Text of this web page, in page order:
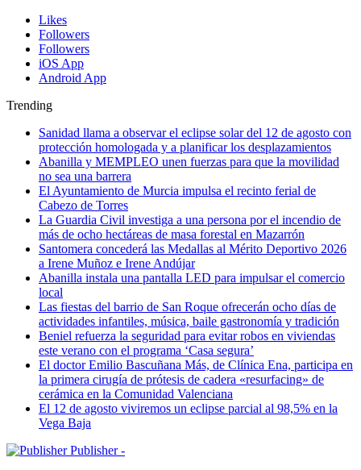
Likes
Followers
Followers
iOS App
Android App
Trending
Sanidad llama a observar el eclipse solar del 12 de agosto con
protección homologada y a planificar los desplazamientos
Abanilla y MEMPLEO unen fuerzas para que la movilidad
no sea una barrera
El Ayuntamiento de Murcia impulsa el recinto ferial de
Cabezo de Torres
La Guardia Civil investiga a una persona por el incendio de
más de ocho hectáreas de masa forestal en Mazarrón
Santomera concederá las Medallas al Mérito Deportivo 2026
a Irene Muñoz e Irene Andújar
Abanilla instala una pantalla LED para impulsar el comercio
local
Las fiestas del barrio de San Roque ofrecerán ocho días de
actividades infantiles, música, baile gastronomía y tradición
Beniel refuerza la seguridad para evitar robos en viviendas
este verano con el programa ‘Casa segura’
El doctor Emilio Bascuñana Más, de Clínica Ena, participa en
la primera cirugía de prótesis de cadera «resurfacing» de
cerámica en la Comunidad Valenciana
El 12 de agosto viviremos un eclipse parcial al 98,5% en la
Vega Baja
Publisher -